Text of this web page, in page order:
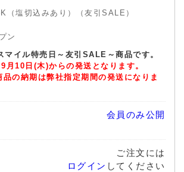
（塩切込みあり）（友引SALE）
ン
マイル特売日～友引SALE～商品です。
月10日(木)からの発送となります。
の納期は弊社指定期間の発送になりま
会員のみ公開
ご注文には
ログイン してください